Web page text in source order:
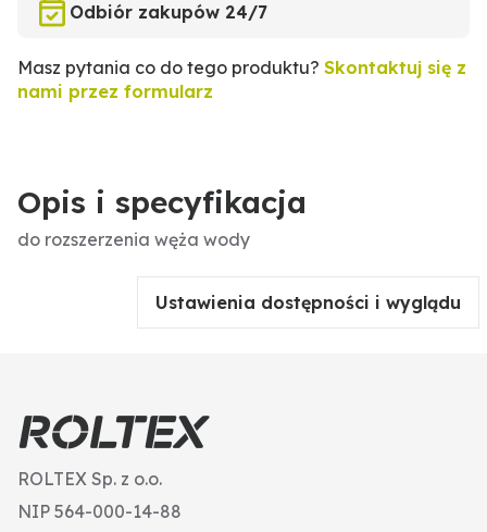
Odbiór zakupów 24/7
Masz pytania co do tego produktu? Skontaktuj się z
nami przez formularz
Opis i specyfikacja
do rozszerzenia węża wody
Ustawienia dostępności i wyglądu
ROLTEX Sp. z o.o.
NIP 564-000-14-88